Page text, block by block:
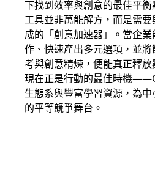
下找到效率與創意的最佳平
工具並非萬能解方，而是需
成的「創意加速器」。當企
作、快速產出多元選項，並
考與創意精煉，便能真正釋放
現在正是行動的最佳時機
生態系與豐富學習資源，為
的平等競爭舞台。